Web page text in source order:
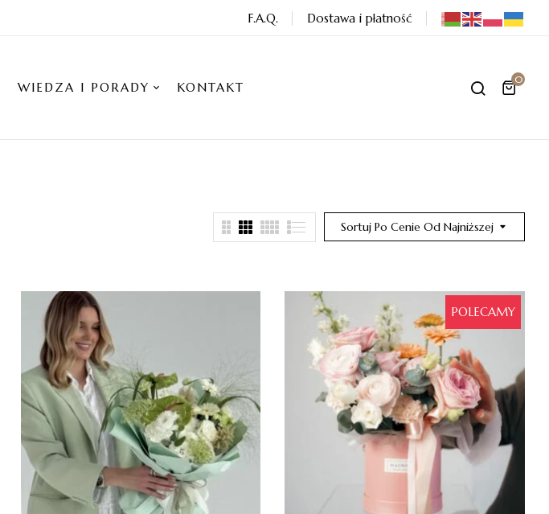
F.A.Q. Dostawa i płatność
WIEDZA I PORADY KONTAKT 0
Sortuj Po Cenie Od Najniższej
POLECAMY